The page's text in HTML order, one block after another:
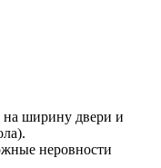
ширину двери и
неровности